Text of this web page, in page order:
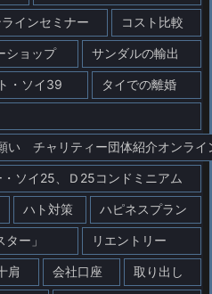
インセミナー コスト比較
ショップ サンダルの輸出
・ソイ39 タイでの離婚
い チャリティー団体紹介オンライ
・ソイ25、Ｄ25コンドミニアム
ハト対策 ハピネスプラン
ー」 リエントリー
肩 会社口座 取り出し